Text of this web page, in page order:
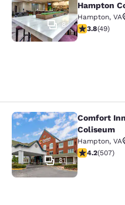
8
Hampton
Hampton, VA
3.8 étoiles.
3.8(49)
Comfort Inn &
31
Comfort
Coliseum
Hampton, VA
4.19 étoiles.
4.2(507)